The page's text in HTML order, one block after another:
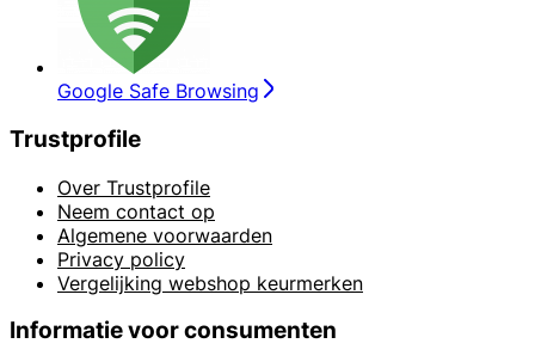
Google Safe Browsing
Trustprofile
Over Trustprofile
Neem contact op
Algemene voorwaarden
Privacy policy
Vergelijking webshop keurmerken
Informatie voor consumenten